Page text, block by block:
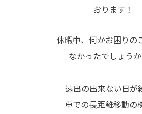
おります！
休暇中、何かお困りの
なかったでしょう
遠出の出来ない日が
車での長距離移動の